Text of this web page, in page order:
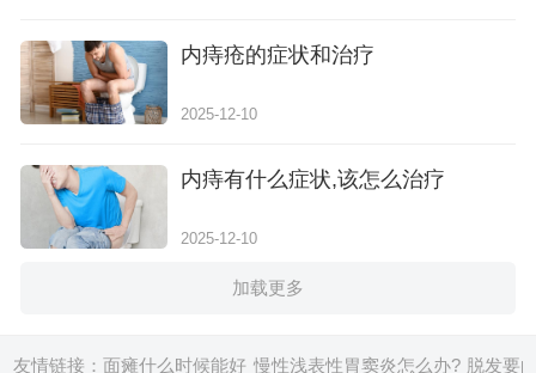
内痔疮的症状和治疗
2025-12-10
内痔有什么症状,该怎么治疗
2025-12-10
加载更多
友情链接：面瘫什么时候能好 慢性浅表性胃窦炎怎么办? 脱发要